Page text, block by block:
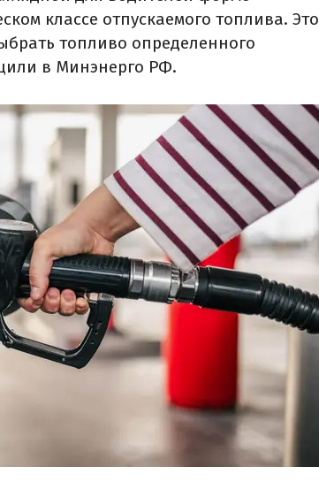
классе отпускаемого топлива. Это
топливо определенного
в Минэнерго РФ.